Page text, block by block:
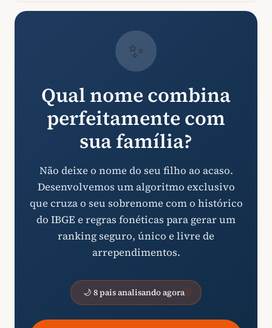
✨
Qual nome combina
perfeitamente com
sua família?
Não deixe o nome do seu filho ao acaso.
Desenvolvemos um algoritmo exclusivo
que cruza o seu sobrenome com o histórico
do IBGE e regras fonéticas para gerar um
ranking seguro, único e livre de
arrependimentos.
🌙 8 pais analisando agora